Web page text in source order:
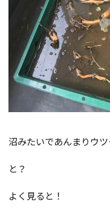
沼みたいであんまりウ
と？
よく見ると！